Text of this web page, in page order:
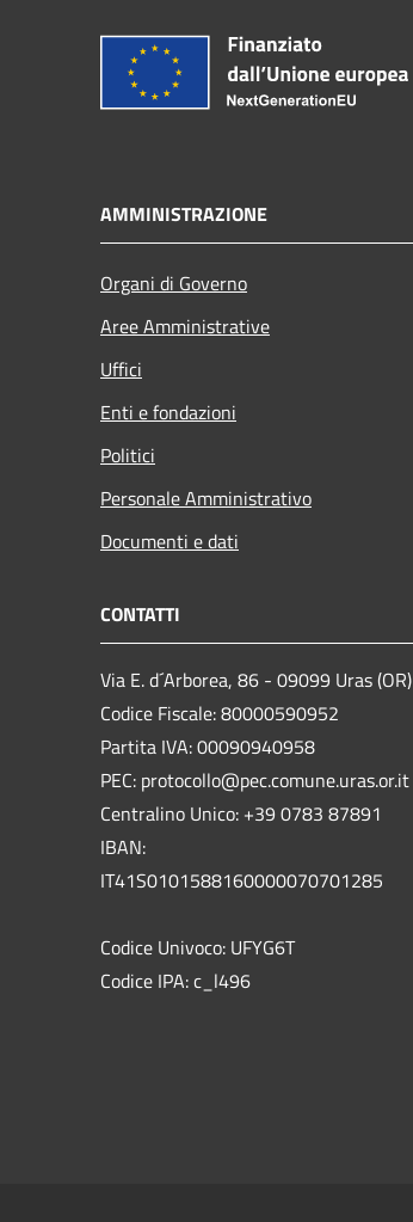
AMMINISTRAZIONE
Organi di Governo
Aree Amministrative
Uffici
Enti e fondazioni
Politici
Personale Amministrativo
Documenti e dati
CONTATTI
Via E. d´Arborea, 86 - 09099 Uras (OR)
Codice Fiscale: 80000590952
Partita IVA: 00090940958
PEC: protocollo@pec.comune.uras.or.it
Centralino Unico: +39 0783 87891
IBAN:
IT41S0101588160000070701285
Codice Univoco: UFYG6T
Codice IPA: c_l496